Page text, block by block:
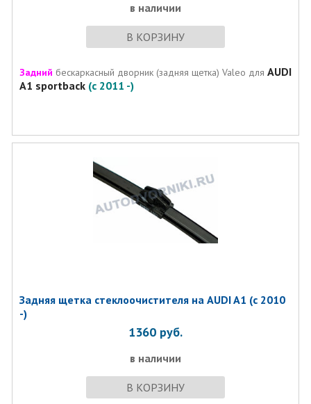
в наличии
В КОРЗИНУ
Задний бескаркасный дворник (задняя щетка) Valeo для AUDI
A1 sportback (с 2011 -)
Задняя щетка стеклоочистителя на AUDI A1 (с 2010
-)
1360 руб.
в наличии
В КОРЗИНУ